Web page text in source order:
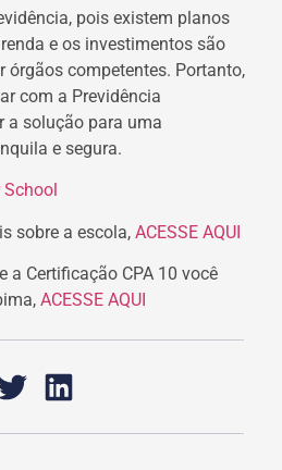
pois existem planos
e os investimentos são
órgãos competentes. Portanto,
com a Previdência
a solução para uma
e segura.
School
sobre a escola, ACESSE AQUI
a Certificação CPA 10 você
ACESSE AQUI